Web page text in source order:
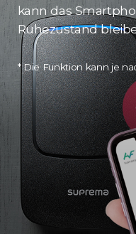
kann das
Ruhezustand
* Die Funktion kann je